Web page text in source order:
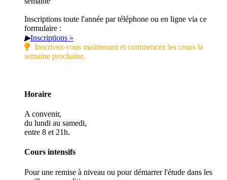
Inscriptions toute l'année par téléphone ou en ligne via ce
formulaire :
▶Inscriptions »
Inscrivez-vous maintenant et commencez les cours la
semaine prochaine.
Horaire
A convenir,
du lundi au samedi,
entre 8 et 21h.
Cours intensifs
Pour une remise à niveau ou pour démarrer l'étude dans les